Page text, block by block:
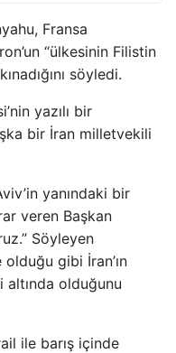
Fransa
“ülkesinin Filistin
söyledi.
yazılı bir
bir İran milletvekili
yanındaki bir
veren Başkan
Söyleyen
gibi İran’ın
olduğunu
ile barış içinde